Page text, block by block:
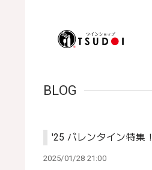
BLOG
'25 バレンタイン特集！
2025/01/28 21:00